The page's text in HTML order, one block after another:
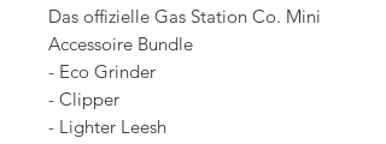
Das offizielle Gas Station Co. Mini
Accessoire Bundle
- Eco Grinder
- Clipper
- Lighter Leesh